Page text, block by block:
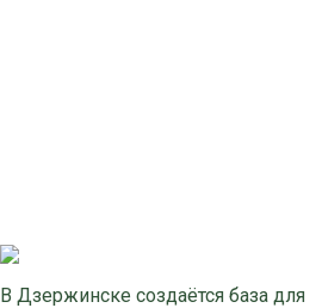
В Дзержинске создаётся база для